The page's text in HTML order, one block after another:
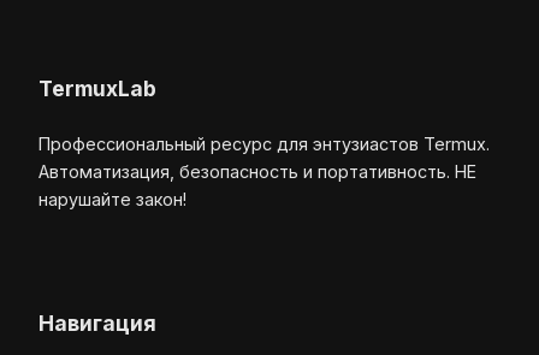
TermuxLab
Профессиональный ресурс для энтузиастов Termux.
Автоматизация, безопасность и портативность. НЕ
нарушайте закон!
Навигация